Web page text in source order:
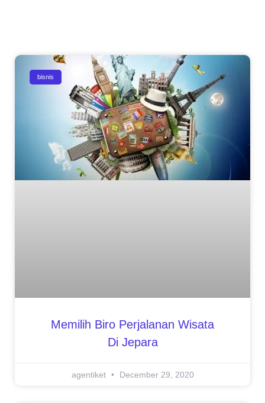
bisnis
Memilih Biro Perjalanan Wisata
Di Jepara
agentiket December 29, 2020